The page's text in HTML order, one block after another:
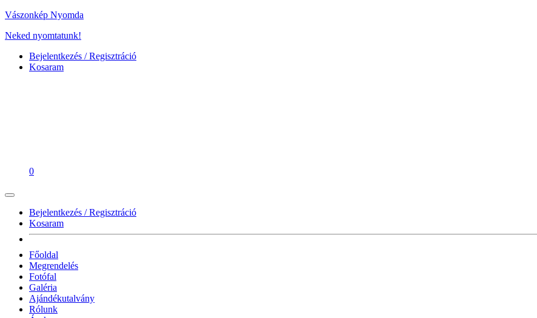
Vászonkép Nyomda
Neked nyomtatunk!
Bejelentkezés / Regisztráció
Kosaram
0
Bejelentkezés / Regisztráció
Kosaram
Főoldal
Megrendelés
Fotófal
Galéria
Ajándékutalvány
Rólunk